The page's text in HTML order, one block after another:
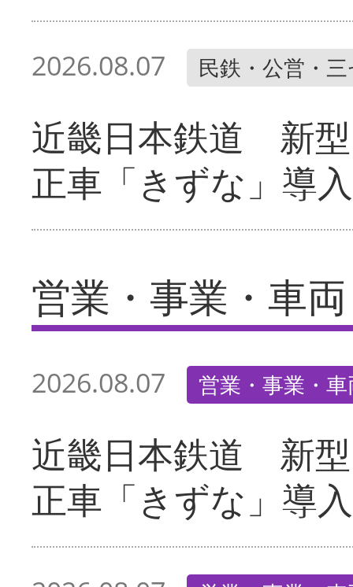
2026.08.07 民鉄・公営・
近畿日本鉄道 新
正車「きずな」導入
営業・事業・車両
2026.08.07 営業・事業・
近畿日本鉄道 新
正車「きずな」導入